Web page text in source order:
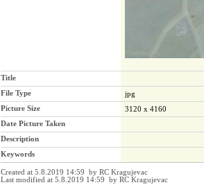
Title
File Type
jpg
Picture Size
3120 x 4160
Date Picture Taken
Description
Keywords
Created at 5.8.2019 14:59 by RC Kragujevac
Last modified at 5.8.2019 14:59 by RC Kragujevac